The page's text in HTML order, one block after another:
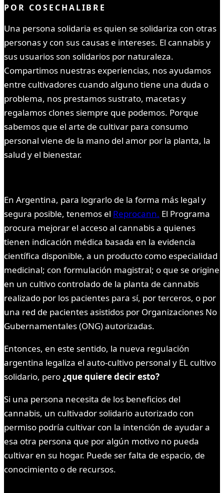
POR COSECHALIBRE
Una persona solidaria es quien se solidariza con otras
personas y con sus causas e intereses. El cannabis y
sus usuarios son solidarios por naturaleza.
Compartimos nuestras experiencias, nos ayudamos
entre cultivadores cuando alguno tiene una duda o
problema, nos prestamos sustrato, macetas y
regalamos clones siempre que podemos. Porque
sabemos que el arte de cultivar para consumo
personal viene de la mano del amor por la planta, la
salud y el bienestar.
En Argentina, para lograrlo de la forma más legal y
segura posible, tenemos el Reprocann. El Programa
procura mejorar el acceso al cannabis a quienes
tienen indicación médica basada en la evidencia
científica disponible, a un producto como especialidad
medicinal; con formulación magistral; o que se origine
en un cultivo controlado de la planta de cannabis
realizado por los pacientes para sí, por terceros, o por
una red de pacientes asistidos por Organizaciones No
Gubernamentales (ONG) autorizadas.
Entonces, en este sentido, la nueva regulación
argentina legaliza el auto-cultivo personal y EL cultivo
solidario, pero¿que quiere decir esto?
Si una persona necesita de los beneficios del
cannabis, un cultivador solidario autorizado con
permiso podría cultivar con la intención de ayudar a
esa otra persona que por algún motivo no pueda
cultivar en su hogar. Puede ser falta de espacio, de
conocimiento o de recursos.